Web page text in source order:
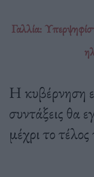
Γαλλία:
Η κυβέρνηση
συντάξεις θα
μέχρι το